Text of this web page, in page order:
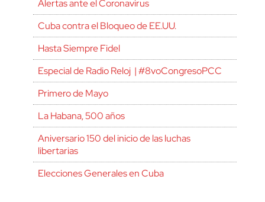
Alertas ante el Coronavirus
Cuba contra el Bloqueo de EE.UU.
Hasta Siempre Fidel
Especial de Radio Reloj | #8voCongresoPCC
Primero de Mayo
La Habana, 500 años
Aniversario 150 del inicio de las luchas
libertarias
Elecciones Generales en Cuba